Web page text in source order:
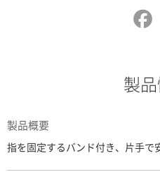
製
製品概要
指を固定するバンド付き、片手で